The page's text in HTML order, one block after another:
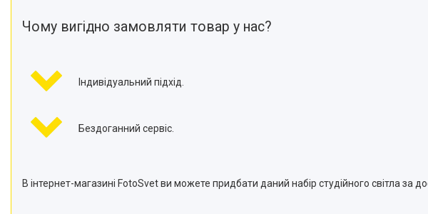
Чому вигідно замовляти товар у нас?
Індивідуальний підхід.
Бездоганний сервіс.
В інтернет-магазині FotoSvet ви можете придбати даний набір студійного світла за